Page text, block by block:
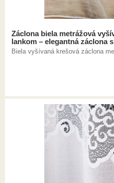
Záclona biela metrážová
lankom – elegantná záclona
Biela vyšívaná krešová záclona